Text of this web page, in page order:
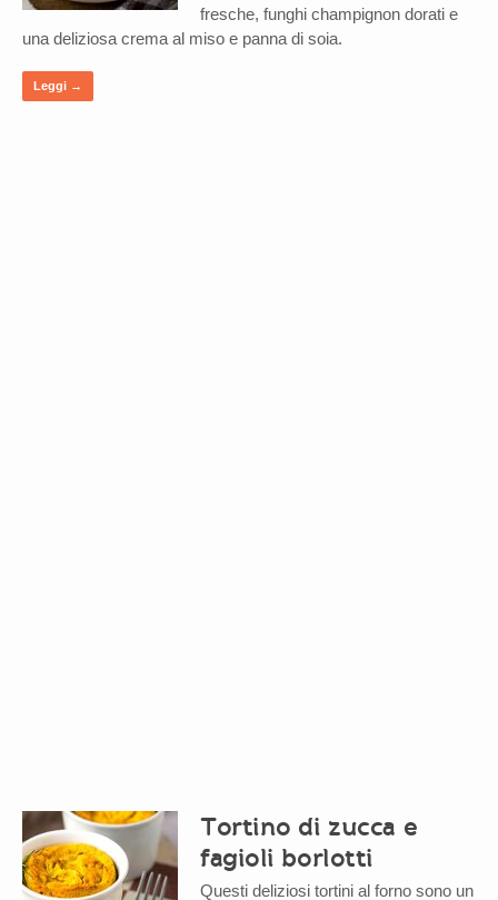
fresche, funghi champignon dorati e
una deliziosa crema al miso e panna di soia.
Leggi →
Tortino di zucca e
fagioli borlotti
Questi deliziosi tortini al forno sono un